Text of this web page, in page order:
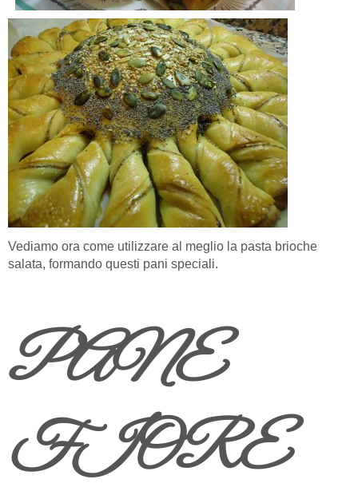
Vediamo ora come utilizzare al meglio la pasta brioche
salata, formando questi pani speciali.
PANE
FIORE